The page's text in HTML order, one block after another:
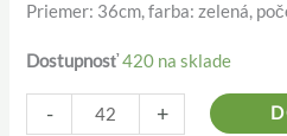
Priemer: 36cm, farba: zelená,
Dostupnosť420 na sklade
- +